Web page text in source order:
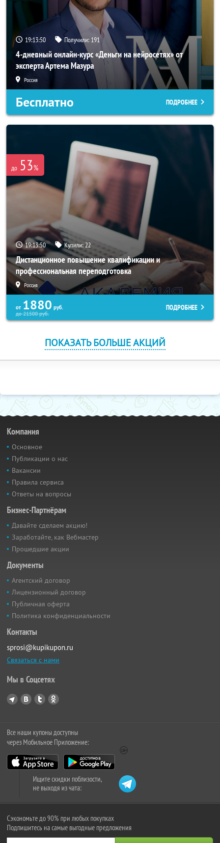
19:13:50 Получили: 191
4-дневный онлайн-курс «Деньги на нейросетях» от
эксперта Артема Мазура
Россия
Бесплатно ПОДРОБНЕЕ
до 53%
19:13:50 Купили:22
Дистанционное повышение квалификации и
профессиональная переподготовка
Россия
от 1880 руб.
до21500руб.
ПОДРОБНЕЕ
ПОКАЗАТЬ БОЛЬШЕ АКЦИЙ
Компания
Основное
Публикации о нас
Вакансии
Правила сервиса
Ответы на вопросы
Бизнес-Партнёрам
Давайте сделаем акцию!
Заработайте, как Вебмастер
Прошедшие акции
Документы
Агентский договор
Лицензионный договор
Публичная оферта
Политика конфиденциальности
Контакты
sprosi@kupikupon.ru
Связаться с нами
Мы в Соцсетях
Все наши купоны доступны
через Мобильное Приложение:
Ищите скидки поблизости,
не выходя из чата:
Сэкономьте до 90% при любых покупках
Подпишитесь на самые выгодные предложения